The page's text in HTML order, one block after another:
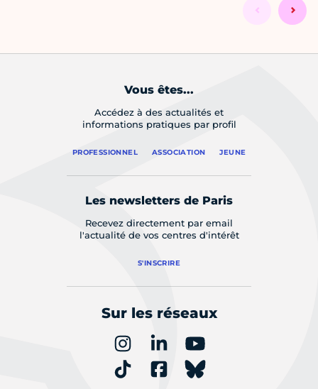
Vous êtes...
Accédez à des actualités et
informations pratiques par profil
PROFESSIONNEL ASSOCIATION JEUNE
Les newsletters de Paris
Recevez directement par email
l'actualité de vos centres d'intérêt
S'INSCRIRE
Sur les réseaux